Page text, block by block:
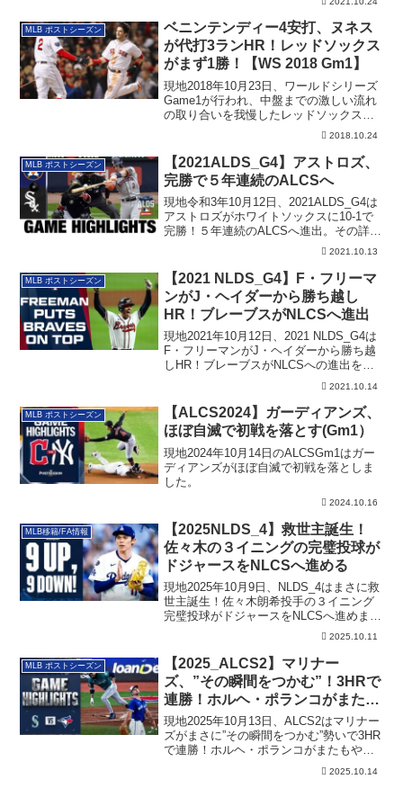
MLB ポストシーズン
ベニンテンディー4安打、ヌネス
が代打3ランHR！レッドソックス
がまず1勝！【WS 2018 Gm1】
現地2018年10月23日、ワールドシリーズ
Game1が行われ、中盤までの激しい流れ
の取り合いを我慢したレッドソックス
2018.10.24
MLB ポストシーズン
【2021ALDS_G4】アストロズ、
完勝で５年連続のALCSへ
現地令和3年10月12日、2021ALDS_G4は
アストロズがホワイトソックスに10-1で
完勝！５年連続のALCSへ進出。その詳細
2021.10.13
MLB ポストシーズン
【2021 NLDS_G4】F・フリーマ
ンがJ・ヘイダーから勝ち越し
HR！ブレーブスがNLCSへ進出
現地2021年10月12日、2021 NLDS_G4は
F・フリーマンがJ・ヘイダーから勝ち越
しHR！ブレーブスがNLCSへの進出を決
2021.10.14
MLB ポストシーズン
【ALCS2024】ガーディアンズ、
ほぼ自滅で初戦を落とす(Gm1）
現地2024年10月14日のALCSGm1はガー
ディアンズがほぼ自滅で初戦を落としま
した。
2024.10.16
MLB移籍/FA情報
【2025NLDS_4】救世主誕生！
佐々木の３イニングの完璧投球が
ドジャースをNLCSへ進める
現地2025年10月9日、NLDS_4はまさに救
世主誕生！佐々木朗希投手の３イニング
完璧投球がドジャースをNLCSへ進めまし
2025.10.11
MLB ポストシーズン
【2025_ALCS2】マリナー
ズ、”その瞬間をつかむ”！3HRで
連勝！ホルヘ・ポランコがまたも
や殊勲！
現地2025年10月13日、ALCS2はマリナー
ズがまさに”その瞬間をつかむ”勢いで3HR
で連勝！ホルヘ・ポランコがまたもや殊
2025.10.14